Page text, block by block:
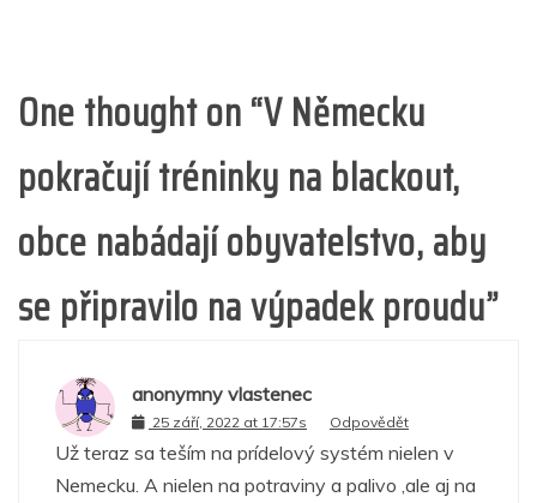
One thought on “V Německu
pokračují tréninky na blackout,
obce nabádají obyvatelstvo, aby
se připravilo na výpadek proudu”
anonymny vlastenec
25 září, 2022 at 17:57s Odpovědět
Už teraz sa teším na prídelový systém nielen v
Nemecku. A nielen na potraviny a palivo ,ale aj na